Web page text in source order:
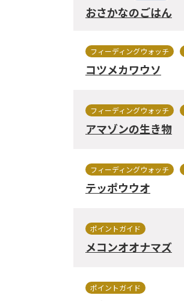
おさかなのごはん
フィーディングウォッチ
コツメカワウソ
フィーディングウォッチ
アマゾンの生き物
フィーディングウォッチ
テッポウウオ
ポイントガイド
メコンオオナマズ
ポイントガイド